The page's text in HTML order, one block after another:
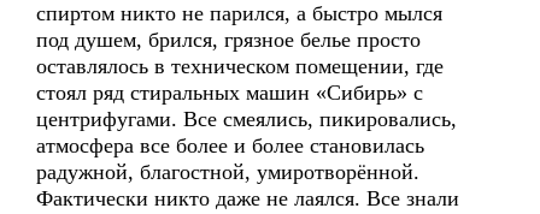
спиртом никто не парился, а быстро мылся
под душем, брился, грязное белье просто
оставлялось в техническом помещении, где
стоял ряд стиральных машин «Сибирь» с
центрифугами. Все смеялись, пикировались,
атмосфера все более и более становилась
радужной, благостной, умиротворённой.
Фактически никто даже не лаялся. Все знали